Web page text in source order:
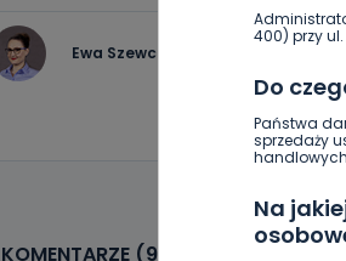
400) przy ul.
Do
Państwa
sprzedaży
Na
Ewa Szewczyk
KOMENTARZE (9)